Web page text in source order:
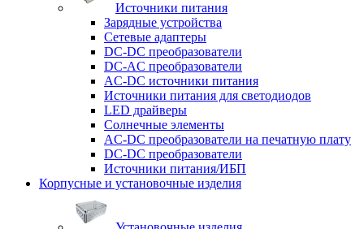
Источники питания
Зарядные устройства
Сетевые адаптеры
DC-DC преобразователи
DC-AC преобразователи
AC-DC источники питания
Источники питания для светодиодов
LED драйверы
Солнечные элементы
AC-DC преобразователи на печатную плату
DC-DC преобразователи
Источники питания/ИБП
Корпусные и установочные изделия